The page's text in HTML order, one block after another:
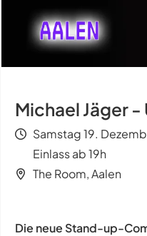
Michael Jäger
Samstag 19.
Einlass ab 19h
The Room, Aalen
Die neue Stand-up-